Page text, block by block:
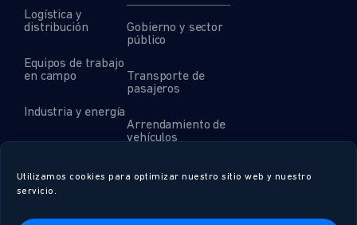
Utilizamos cookies para optimizar nuestro sitio web y nuestro
servicio.
Logística y
distribución
Equipos de trabajo
en campo
Industria y energía
Salud y
Gobierno y sector
público
Transporte de
pasajeros
Arrendamiento de
vehículos